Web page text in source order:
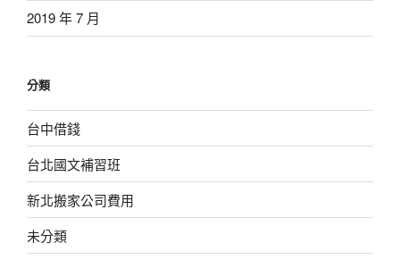
2019 年 7 月
分類
台中借錢
台北國文補習班
新北搬家公司費用
未分類